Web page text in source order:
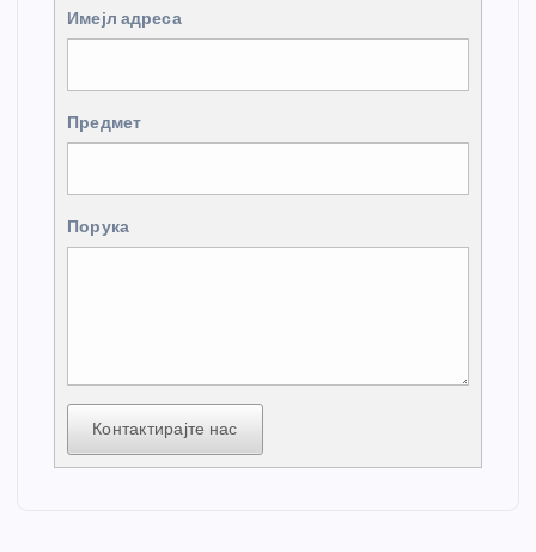
Имејл адреса
Предмет
Порука
Контактирајте нас